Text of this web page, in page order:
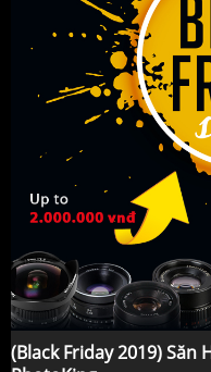
(Black Friday 2019)